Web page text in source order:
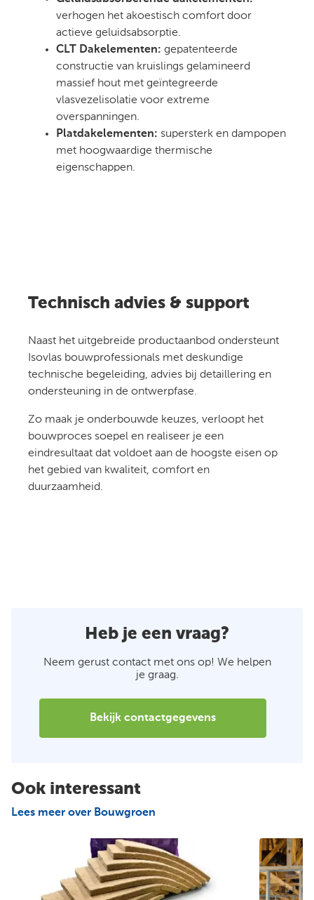
verhogen het akoestisch comfort door
actieve geluidsabsorptie.
CLT Dakelementen: gepatenteerde
constructie van kruislings gelamineerd
massief hout met geïntegreerde
vlasvezelisolatie voor extreme
overspanningen.
Platdakelementen: supersterk en dampopen
met hoogwaardige thermische
eigenschappen.
Technisch advies & support
Naast het uitgebreide productaanbod ondersteunt
Isovlas bouwprofessionals met deskundige
technische begeleiding, advies bij detaillering en
ondersteuning in de ontwerpfase.
Zo maak je onderbouwde keuzes, verloopt het
bouwproces soepel en realiseer je een
eindresultaat dat voldoet aan de hoogste eisen op
het gebied van kwaliteit, comfort en
duurzaamheid.
Heb je een vraag?
Neem gerust contact met ons op! We helpen
je graag.
Bekijk contactgegevens
Ook interessant
Lees meer over Bouwgroen